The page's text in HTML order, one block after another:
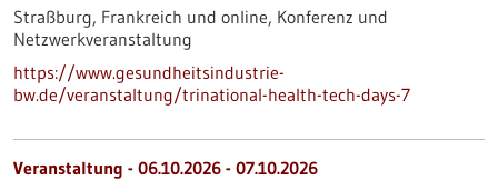
Straßburg, Frankreich und online, Konferenz und
Netzwerkveranstaltung
https://www.gesundheitsindustrie-
bw.de/veranstaltung/trinational-health-tech-days-7
Veranstaltung - 06.10.2026 - 07.10.2026